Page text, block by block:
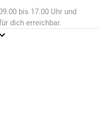
bis 17.00 Uhr und
dich erreichbar.